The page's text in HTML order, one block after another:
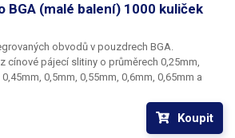
BGA (malé balení) 1000 kuliček
obvodů v pouzdrech BGA.
cínové pájecí slitiny o průměrech 0,25mm,
0,5mm, 0,55mm, 0,6mm, 0,65mm a
Ampule obsahuje vždy 1000 kusů
Koupit